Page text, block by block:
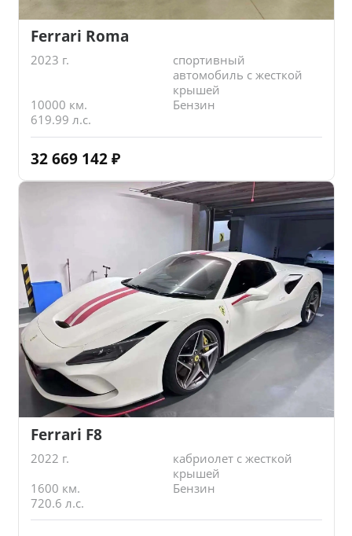
Ferrari Roma
2023 г.
спортивный
автомобиль с жесткой
крышей
10000 км.
Бензин
619.99 л.с.
32 669 142 ₽
Ferrari F8
2022 г.
кабриолет с жесткой
крышей
1600 км.
Бензин
720.6 л.с.